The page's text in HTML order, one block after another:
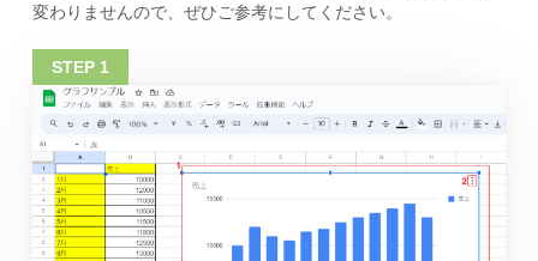
変わりませんので、ぜひご参考にしてください。